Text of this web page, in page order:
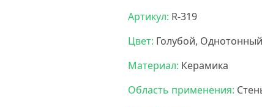
Артикул: R-319
Цвет: Голубой, Однотонный
Материал: Керамика
Область применения: